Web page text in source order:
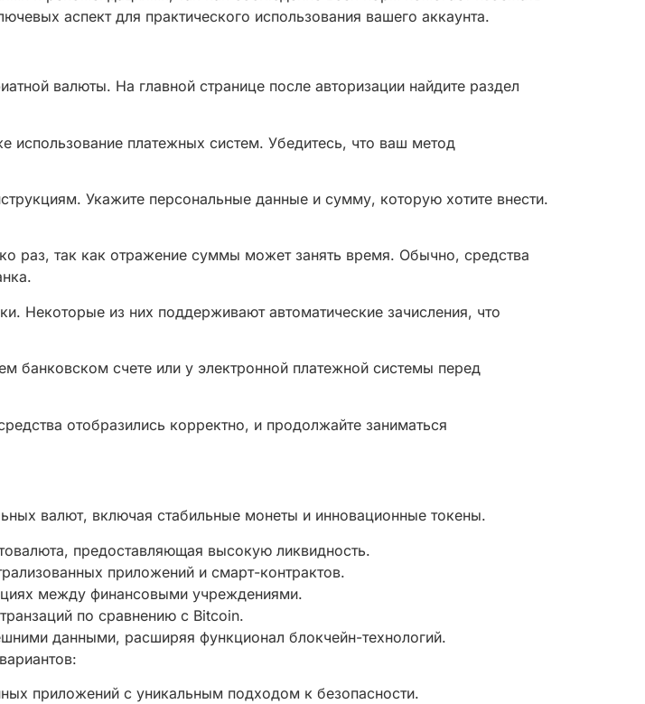
аспект для практического использования вашего аккаунта.
валюты. На главной странице после авторизации найдите раздел
использование платежных систем. Убедитесь, что ваш метод
Укажите персональные данные и сумму, которую хотите внести.
раз, так как отражение суммы может занять время. Обычно, средства
Некоторые из них поддерживают автоматические зачисления, что
банковском счете или у электронной платежной системы перед
отобразились корректно, и продолжайте заниматься
валют, включая стабильные монеты и инновационные токены.
предоставляющая высокую ликвидность.
приложений и смарт-контрактов.
между финансовыми учреждениями.
по сравнению с Bitcoin.
данными, расширяя функционал блокчейн-технологий.
приложений с уникальным подходом к безопасности.